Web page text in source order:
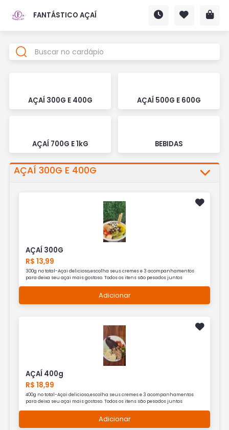
FANTÁSTICO AÇAÍ
AÇAÍ 300G E 400G AÇAÍ 500G E 600G
AÇAÍ 700G E 1kG BEBIDAS
AÇAÍ 300G E 400G
AÇAÍ 300G
R$ 13,99
300g no total-Açai delicioso,escolha seus cremes e 3 acompanhamentos
para deixa seu açai mais gostoso. Todos os itens são pesados juntos
Adicionar
AÇAÍ 400g
R$ 18,99
400g no total-Açai delicioso,escolha seus cremes e 3 acompanhamentos
para deixa seu açai mais gostoso. Todos os itens são pesados juntos
Adicionar